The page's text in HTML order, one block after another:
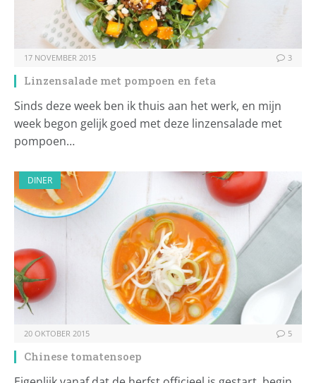
17 NOVEMBER 2015 3
Linzensalade met pompoen en feta
Sinds deze week ben ik thuis aan het werk, en mijn
week begon gelijk goed met deze linzensalade met
pompoen…
DINER
20 OKTOBER 2015 5
Chinese tomatensoep